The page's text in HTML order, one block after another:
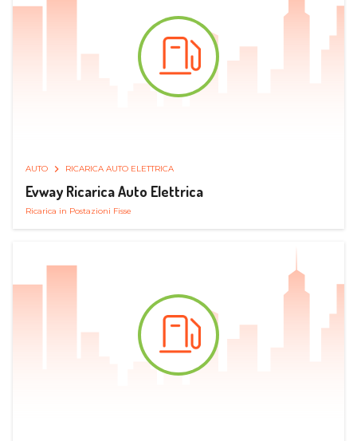
AUTO RICARICA AUTO ELETTRICA
Evway Ricarica Auto Elettrica
Ricarica in Postazioni Fisse